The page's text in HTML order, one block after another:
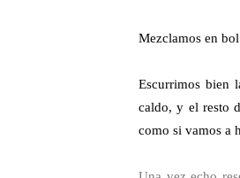
Mezclamos en
Escurrimos bien
caldo, y el resto
como si vamos a